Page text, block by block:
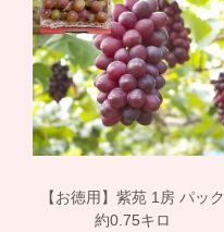
【お徳用】紫苑 1房 パック
約0.75キロ